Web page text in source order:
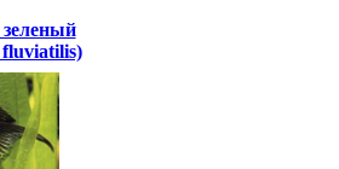
fluviatilis)